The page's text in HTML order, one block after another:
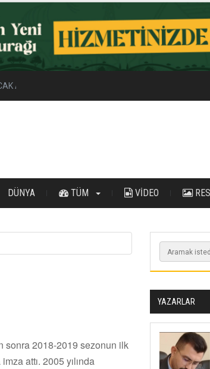
ASFALT ÇALIŞMALARINI İNCELEDİ
DÜNYA TÜM VİDEO
sonra 2018-2019 sezonun ilk
attı. 2005 yılında
YAZARLAR